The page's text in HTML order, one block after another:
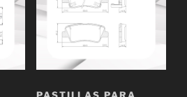
se
pueden
en
la
PASTILLAS PARA